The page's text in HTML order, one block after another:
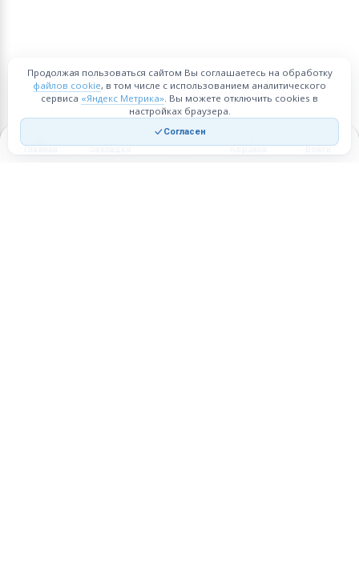
Главная Закладки Корзина Войти
Продолжая пользоваться сайтом Вы соглашаетесь на обработку
файлов cookie, в том числе с использованием аналитического
сервиса «Яндекс Метрика». Вы можете отключить cookies в
настройках браузера.
Согласен